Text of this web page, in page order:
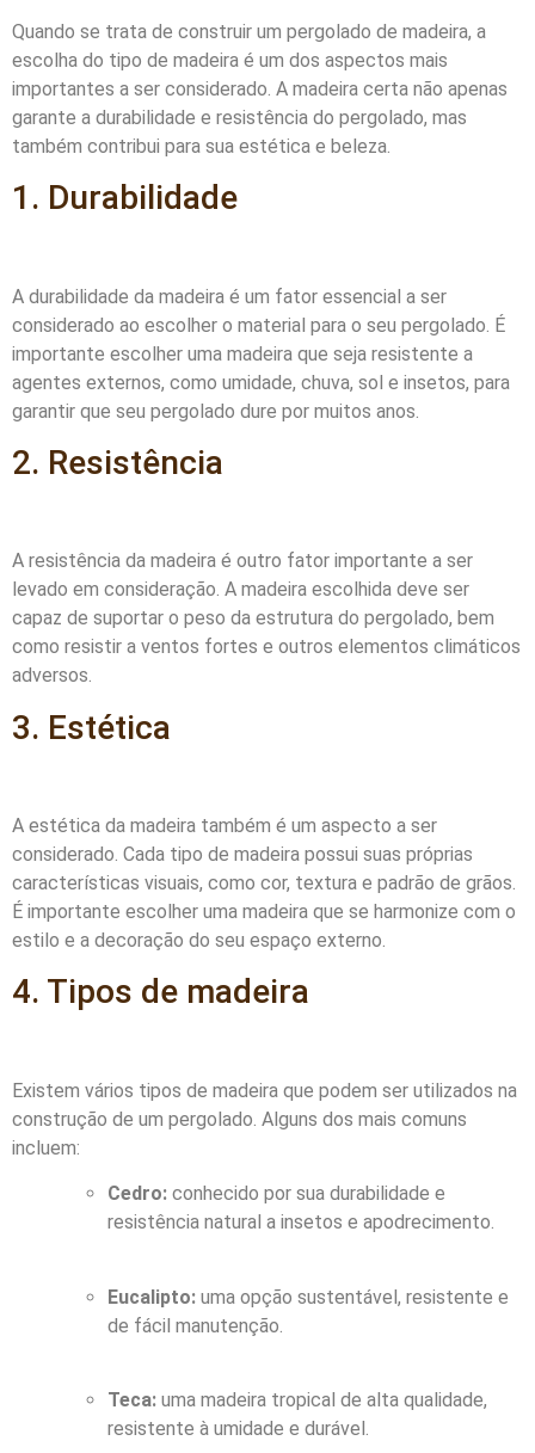
Quando se trata de construir um pergolado de madeira, a
escolha do tipo de madeira é um dos aspectos mais
importantes a ser considerado. A madeira certa não apenas
garante a durabilidade e resistência do pergolado, mas
também contribui para sua estética e beleza.
1. Durabilidade
A durabilidade da madeira é um fator essencial a ser
considerado ao escolher o material para o seu pergolado. É
importante escolher uma madeira que seja resistente a
agentes externos, como umidade, chuva, sol e insetos, para
garantir que seu pergolado dure por muitos anos.
2. Resistência
A resistência da madeira é outro fator importante a ser
levado em consideração. A madeira escolhida deve ser
capaz de suportar o peso da estrutura do pergolado, bem
como resistir a ventos fortes e outros elementos climáticos
adversos.
3. Estética
A estética da madeira também é um aspecto a ser
considerado. Cada tipo de madeira possui suas próprias
características visuais, como cor, textura e padrão de grãos.
É importante escolher uma madeira que se harmonize com o
estilo e a decoração do seu espaço externo.
4. Tipos de madeira
Existem vários tipos de madeira que podem ser utilizados na
construção de um pergolado. Alguns dos mais comuns
incluem:
Cedro: conhecido por sua durabilidade e
resistência natural a insetos e apodrecimento.
Eucalipto: uma opção sustentável, resistente e
de fácil manutenção.
Teca: uma madeira tropical de alta qualidade,
resistente à umidade e durável.